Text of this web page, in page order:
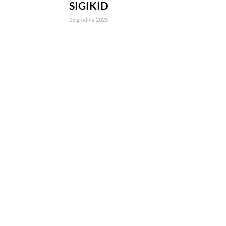
SIGIKID
15 grudnia 2025
wdrożony mechanizm, który
Pliki cookies własne
a pliki cookies podmiotów